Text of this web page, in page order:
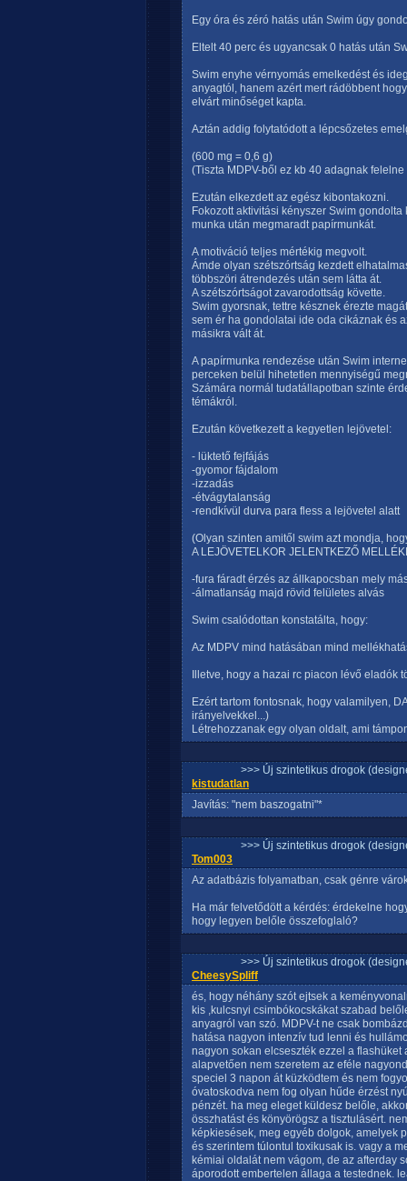
Egy óra és zéró hatás után Swim úgy
Eltelt 40 perc és ugyancsak 0 hatás után
Swim enyhe vérnyomás emelkedést és
anyagtól, hanem azért mert rádöbbent
elvárt minőséget kapta.
Aztán addig folytatódott a lépcsőzetes
(600 mg = 0,6 g)
(Tiszta MDPV-ből ez kb 40 adagnak felelne
Ezután elkezdett az egész kibontakozni.
Fokozott aktivitási kényszer Swim
munka után megmaradt papírmunkát.
A motiváció teljes mértékig megvolt.
Ámde olyan szétszórtság kezdett
többszöri átrendezés után sem látta át.
A szétszórtságot zavarodottság követte.
Swim gyorsnak, tettre késznek érezte
sem ér ha gondolatai ide oda cikáznak és
másikra vált át.
A papírmunka rendezése után Swim
perceken belül hihetetlen mennyiségű
Számára normál tudatállapotban szinte
témákról.
Ezután következett a kegyetlen lejövetel:
- lüktető fejfájás
-gyomor fájdalom
-izzadás
-étvágytalanság
-rendkívül durva para fless a lejövetel alatt
(Olyan szinten amitől swim azt mondja,
A LEJÖVETELKOR JELENTKEZŐ
-fura fáradt érzés az állkapocsban mely
-álmatlanság majd rövid felületes alvás
Swim csalódottan konstatálta, hogy:
Az MDPV mind hatásában mind
Illetve, hogy a hazai rc piacon lévő
Ezért tartom fontosnak, hogy valamilyen,
irányelvekkel...)
Létrehozzanak egy olyan oldalt, ami
>>> Új szintetikus drogok
kistudatlan
Javítás: "nem baszogatni"*
>>> Új szintetikus drogok
Tom003
Az adatbázis folyamatban, csak génre
Ha már felvetődött a kérdés: érdekelne
hogy legyen belőle összefoglaló?
>>> Új szintetikus drogok
CheesySpliff
és, hogy néhány szót ejtsek a
kis ,kulcsnyi csimbókocskákat szabad
anyagról van szó. MDPV-t ne csak
hatása nagyon intenzív tud lenni és
nagyon sokan elcseszték ezzel a
alapvetően nem szeretem az eféle
speciel 3 napon át küzködtem és nem
óvatoskodva nem fog olyan hűde érzést
pénzét. ha meg eleget küldesz belőle,
összhatást és könyörögsz a tisztulásért.
képkiesések, meg egyéb dolgok, amelyek
és szerintem túlontul toxikusak is. vagy a
kémiai oldalát nem vágom, de az afterday
áporodott embertelen állaga a testednek.